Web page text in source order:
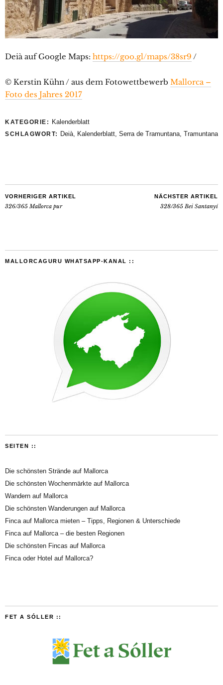
Deià auf Google Maps: https://goo.gl/maps/38sr9 /
© Kerstin Kühn / aus dem Fotowettbewerb Mallorca –
Foto des Jahres 2017
KATEGORIE: Kalenderblatt
SCHLAGWORT: Deià, Kalenderblatt, Serra de Tramuntana, Tramuntana
VORHERIGER ARTIKEL
326/365 Mallorca pur
NÄCHSTER ARTIKEL
328/365 Bei Santanyí
MALLORCAGURU WHATSAPP-KANAL ::
SEITEN ::
Die schönsten Strände auf Mallorca
Die schönsten Wochenmärkte auf Mallorca
Wandern auf Mallorca
Die schönsten Wanderungen auf Mallorca
Finca auf Mallorca mieten – Tipps, Regionen & Unterschiede
Finca auf Mallorca – die besten Regionen
Die schönsten Fincas auf Mallorca
Finca oder Hotel auf Mallorca?
FET A SÓLLER ::